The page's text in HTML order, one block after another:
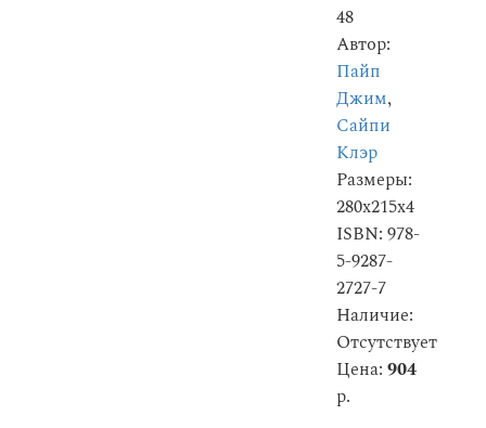
48
Автор:
Пайп
Джим,
Сайпи
Клэр
Размеры:
280x215x4
ISBN: 978-
5-9287-
2727-7
Наличие:
Отсутствует
Цена: 904
р.